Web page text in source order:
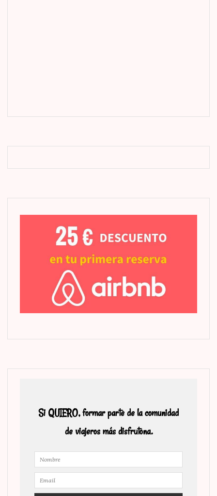
Si QUIERO, formar parte de la comunidad
de viajeros más disfrutona.